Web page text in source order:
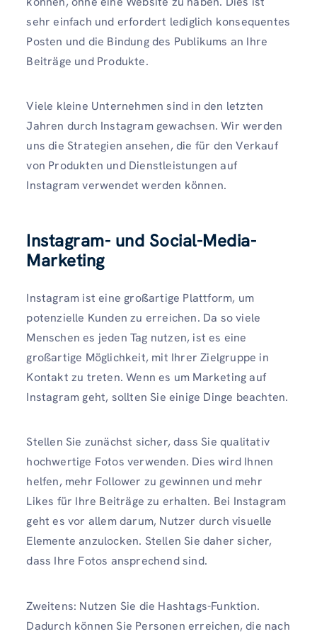
sehr einfach und erfordert lediglich konsequentes
Posten und die Bindung des Publikums an Ihre
Beiträge und Produkte.
Viele kleine Unternehmen sind in den letzten
Jahren durch Instagram gewachsen. Wir werden
uns die Strategien ansehen, die für den Verkauf
von Produkten und Dienstleistungen auf
Instagram verwendet werden können.
Instagram- und Social-Media-
Marketing
Instagram ist eine großartige Plattform, um
potenzielle Kunden zu erreichen. Da so viele
Menschen es jeden Tag nutzen, ist es eine
großartige Möglichkeit, mit Ihrer Zielgruppe in
Kontakt zu treten. Wenn es um Marketing auf
Instagram geht, sollten Sie einige Dinge beachten.
Stellen Sie zunächst sicher, dass Sie qualitativ
hochwertige Fotos verwenden. Dies wird Ihnen
helfen, mehr Follower zu gewinnen und mehr
Likes für Ihre Beiträge zu erhalten. Bei Instagram
geht es vor allem darum, Nutzer durch visuelle
Elemente anzulocken. Stellen Sie daher sicher,
dass Ihre Fotos ansprechend sind.
Zweitens: Nutzen Sie die Hashtags-Funktion.
Dadurch können Sie Personen erreichen, die nach